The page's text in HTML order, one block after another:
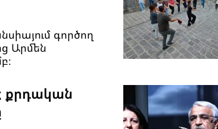
գործող
Արմեն
քրդական